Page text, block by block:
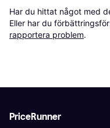
Har du hittat något med
Eller har du
rapportera problem.
PriceRunner